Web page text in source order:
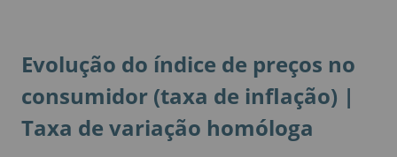
Evolução do índice de preços no
consumidor (taxa de inflação) |
Taxa de variação homóloga